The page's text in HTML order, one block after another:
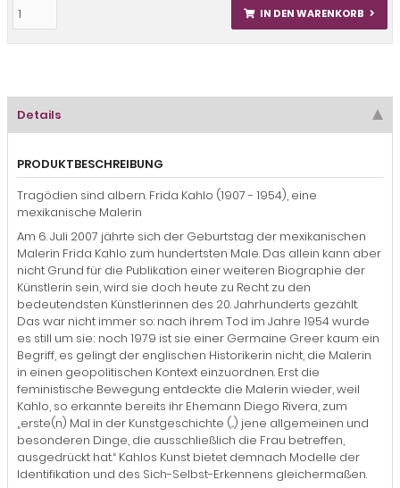
IN DEN WARENKORB
Details
PRODUKTBESCHREIBUNG
Tragödien sind albern. Frida Kahlo (1907 - 1954), eine
mexikanische Malerin
Am 6. Juli 2007 jährte sich der Geburtstag der mexikanischen
Malerin Frida Kahlo zum hundertsten Male. Das allein kann aber
nicht Grund für die Publikation einer weiteren Biographie der
Künstlerin sein, wird sie doch heute zu Recht zu den
bedeutendsten Künstlerinnen des 20. Jahrhunderts gezählt.
Das war nicht immer so: nach ihrem Tod im Jahre 1954 wurde
es still um sie; noch 1979 ist sie einer Germaine Greer kaum ein
Begriff, es gelingt der englischen Historikerin nicht, die Malerin
in einen geopolitischen Kontext einzuordnen. Erst die
feministische Bewegung entdeckte die Malerin wieder, weil
Kahlo, so erkannte bereits ihr Ehemann Diego Rivera, zum
„erste(n) Mal in der Kunstgeschichte (...) jene allgemeinen und
besonderen Dinge, die ausschließlich die Frau betreffen,
ausgedrückt hat.“ Kahlos Kunst bietet demnach Modelle der
Identifikation und des Sich-Selbst-Erkennens gleichermaßen.